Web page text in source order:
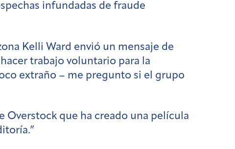
infundadas de fraude
Kelli Ward envió un mensaje de
trabajo voluntario para la
extraño – me pregunto si el grupo
Overstock que ha creado una película